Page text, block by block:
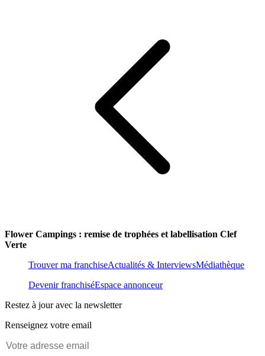
Flower Campings : remise de trophées et labellisation Clef
Verte
Trouver ma franchiseActualités & InterviewsMédiathèque
Devenir franchiséEspace annonceur
Restez à jour avec la newsletter
Renseignez votre email